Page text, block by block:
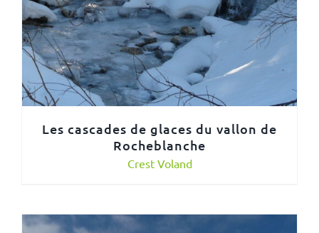
Les cascades de glaces du vallon de
Rocheblanche
Crest Voland